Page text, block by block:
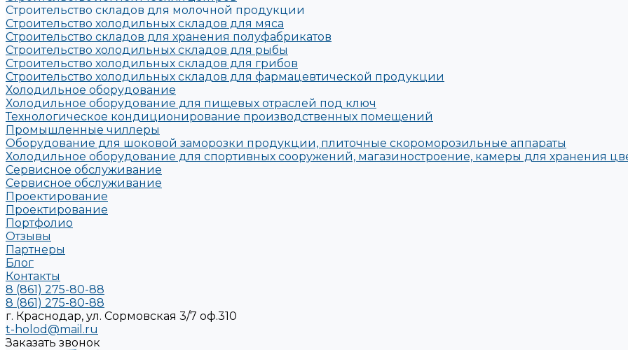
Строительство складов для молочной продукции
Строительство холодильных складов для мяса
Строительство складов для хранения полуфабрикатов
Строительство холодильных складов для рыбы
Строительство холодильных складов для грибов
Строительство холодильных складов для фармацевтической продукции
Холодильное оборудование
Холодильное оборудование для пищевых отраслей под ключ
Технологическое кондиционирование производственных помещений
Промышленные чиллеры
Оборудование для шоковой заморозки продукции, плиточные скороморозильные аппараты
Холодильное оборудование для спортивных сооружений, магазиностроение, камеры для хранения
Сервисное обслуживание
Сервисное обслуживание
Проектирование
Проектирование
Портфолио
Отзывы
Партнеры
Блог
Контакты
8 (861) 275-80-88
8 (861) 275-80-88
г. Краснодар, ул. Сормовская 3/7 оф.310
t-holod@mail.ru
Заказать звонок